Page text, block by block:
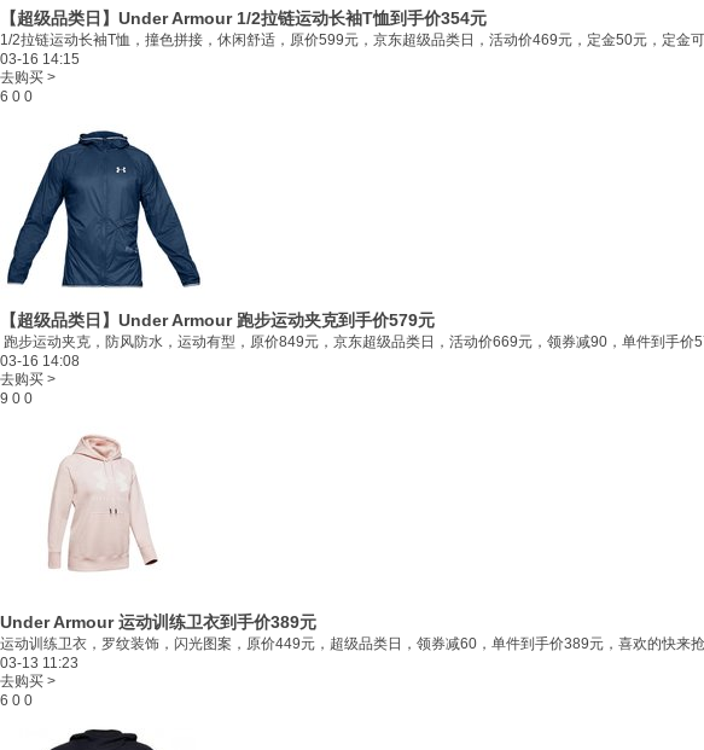
【超级品类日】Under Armour 1/2拉链运动长袖T恤到手价354元
1/2拉链运动长袖T恤，撞色拼接，休闲舒适，原价599元，京东超级品类日，活动价469元，定金50元，定
03-16 14:15
去购买 >
6 0 0
【超级品类日】Under Armour 跑步运动夹克到手价579元
跑步运动夹克，防风防水，运动有型，原价849元，京东超级品类日，活动价669元，领券减90，单件到手价
03-16 14:08
去购买 >
9 0 0
Under Armour 运动训练卫衣到手价389元
运动训练卫衣，罗纹装饰，闪光图案，原价449元，超级品类日，领券减60，单件到手价389元，喜欢的快来
03-13 11:23
去购买 >
6 0 0